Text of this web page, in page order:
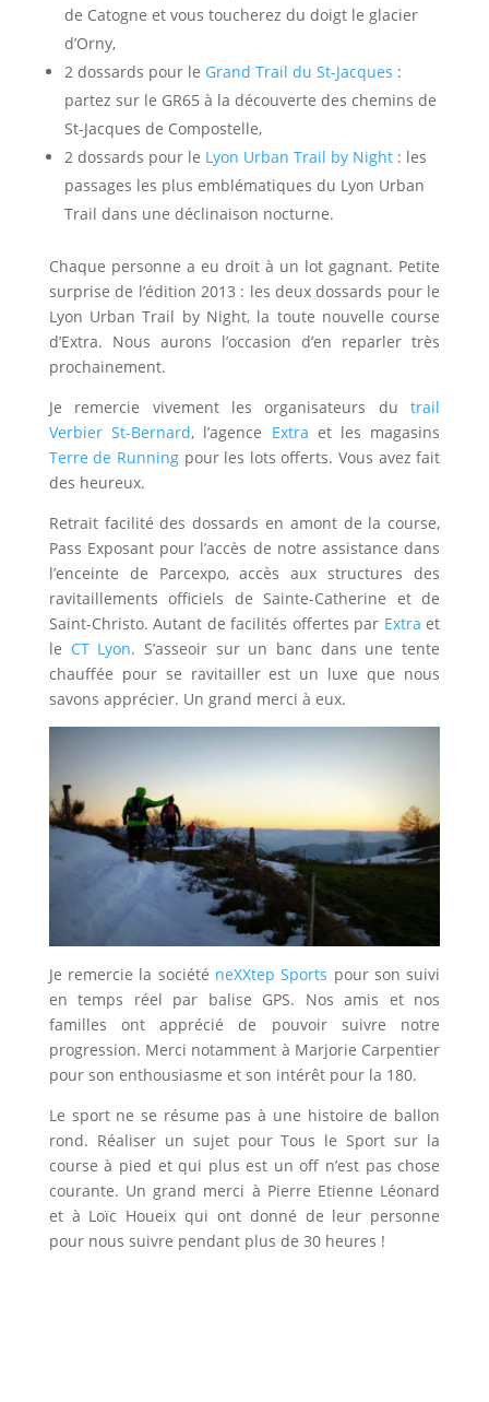
de Catogne et vous toucherez du doigt le glacier
d’Orny,
2 dossards pour le Grand Trail du St-Jacques :
partez sur le GR65 à la découverte des chemins de
St-Jacques de Compostelle,
2 dossards pour le Lyon Urban Trail by Night: les
passages les plus emblématiques du Lyon Urban
Trail dans une déclinaison nocturne.
Chaque personne a eu droit à un lot gagnant. Petite
surprise de l’édition 2013 : les deux dossards pour le
Lyon Urban Trail by Night, la toute nouvelle course
d’Extra. Nous aurons l’occasion d’en reparler très
prochainement.
Je remercie vivement les organisateurs dutrail
Verbier St-Bernard, l’agence Extra et les magasins
Terre de Running pour les lots offerts. Vous avez fait
des heureux.
Retrait facilité des dossards en amont de la course,
Pass Exposant pour l’accès de notre assistance dans
l’enceinte de Parcexpo, accès aux structures des
ravitaillements officiels de Sainte-Catherine et de
Saint-Christo. Autant de facilités offertes par Extra et
le CT Lyon. S’asseoir sur un banc dans une tente
chauffée pour se ravitailler est un luxe que nous
savons apprécier. Un grand merci à eux.
Je remercie la société neXXtep Sports pour son suivi
en temps réel par balise GPS. Nos amis et nos
familles ont apprécié de pouvoir suivre notre
progression. Merci notamment à Marjorie Carpentier
pour son enthousiasme et son intérêt pour la 180.
Le sport ne se résume pas à une histoire de ballon
rond. Réaliser un sujet pour Tous le Sport sur la
course à pied et qui plus est un off n’est pas chose
courante. Un grand merci à Pierre Etienne Léonard
et à Loïc Houeix qui ont donné de leur personne
pour nous suivre pendant plus de 30 heures !